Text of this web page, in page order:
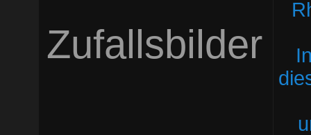
Zufallsbilder